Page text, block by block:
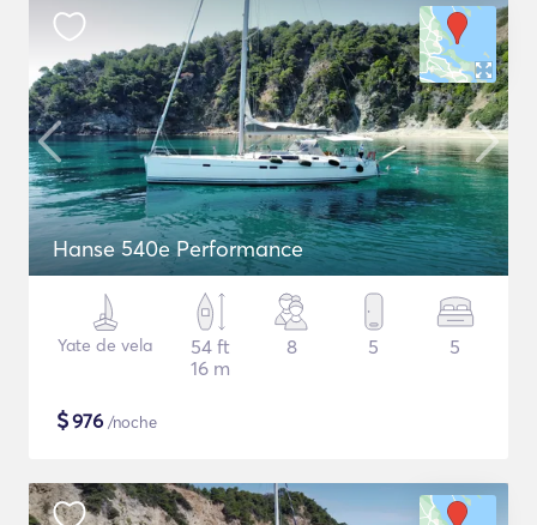
Hanse 540e Performance
Yate de vela
54 ft
16 m
8 5 5
$976 /noche